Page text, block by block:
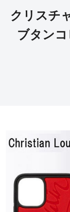
クリスチ
ブタン